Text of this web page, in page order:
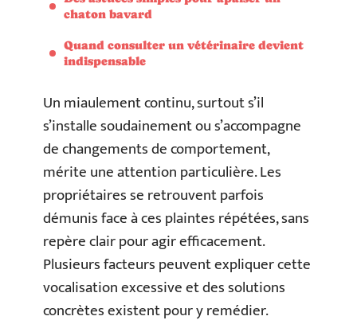
chaton bavard
Quand consulter un vétérinaire devient
indispensable
Un miaulement continu, surtout s’il
s’installe soudainement ou s’accompagne
de changements de comportement,
mérite une attention particulière. Les
propriétaires se retrouvent parfois
démunis face à ces plaintes répétées, sans
repère clair pour agir efficacement.
Plusieurs facteurs peuvent expliquer cette
vocalisation excessive et des solutions
concrètes existent pour y remédier.